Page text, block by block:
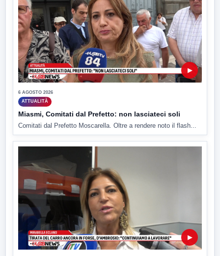
▶
6 AGOSTO 2026
ATTUALITÀ
Miasmi, Comitati dal Prefetto: non lasciateci soli
Comitati dal Prefetto Moscarella. Oltre a rendere noto il flash...
▶